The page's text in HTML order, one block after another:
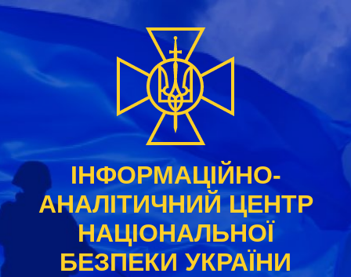
Skip
content
ІНФОРМАЦІЙНО-
АНАЛІТИЧНИЙ ЦЕНТР
НАЦІОНАЛЬНОЇ
БЕЗПЕКИ УКРАЇНИ